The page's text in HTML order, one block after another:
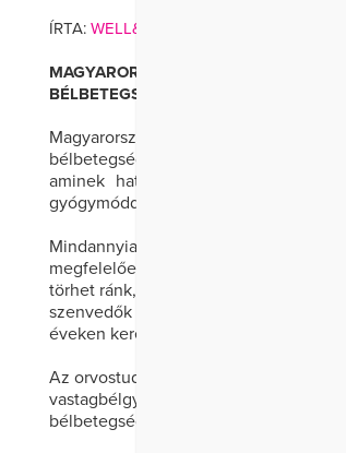
ÍRTA: WELL&FIT
MAGYARORSZÁGON KÖRÜLBELÜL 25
BÉLBETEGSÉGBEN. SOKAN AZT
Magyarországon körülbelül 25
bélbetegségben. Sokan azt hiszik,
aminek hatásai évekig tartanak.
gyógymóddal hatékonyan
Mindannyian jól ismerjük a
megfelelően tárolt, vagy utazásainkon
törhet ránk, napokig megkeserítve
szenvedők azonban rendszeresen
éveken keresztül is szenvednek a kór
Az orvostudomány két betegséget, a
vastagbélgyulladás) és a Crohn-
bélbetegségek közé.